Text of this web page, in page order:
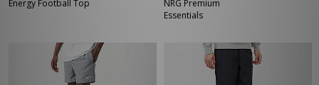
Energy Football Top
NRG Premium
Essentials